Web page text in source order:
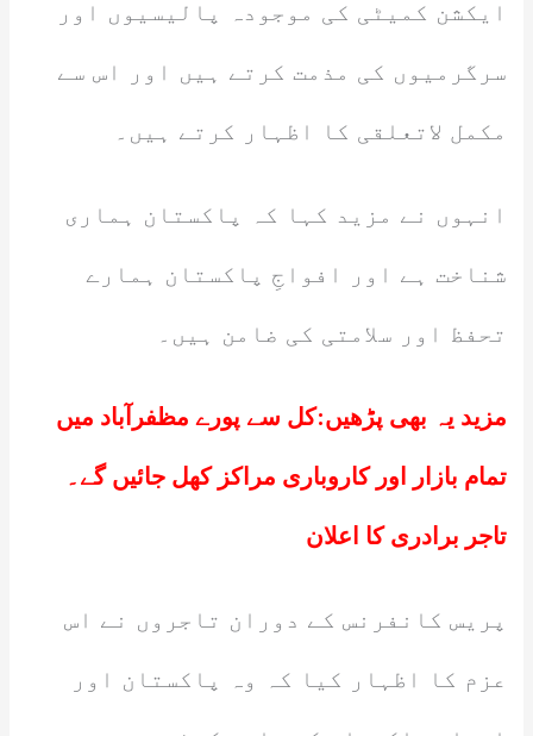
ایکشن کمیٹی کی موجودہ پالیسیوں اور
سرگرمیوں کی مذمت کرتے ہیں اور اس سے
مکمل لاتعلقی کا اظہار کرتے ہیں۔
انہوں نے مزید کہا کہ پاکستان ہماری
شناخت ہے اور افواجِ پاکستان ہمارے
تحفظ اور سلامتی کی ضامن ہیں۔
مزید یہ بھی پڑھیں:کل سے پورے مظفرآباد میں
تمام بازار اور کاروباری مراکز کھل جائیں گے۔
تاجر برادری کا اعلان
پریس کانفرنس کے دوران تاجروں نے اس
عزم کا اظہار کیا کہ وہ پاکستان اور